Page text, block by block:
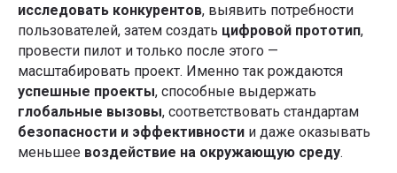
исследовать конкурентов, выявить потребности
пользователей, затем создать цифровой прототип,
провести пилот и только после этого —
масштабировать проект. Именно так рождаются
успешные проекты, способные выдержать
глобальные вызовы, соответствовать стандартам
безопасности и эффективности и даже оказывать
меньшее воздействие на окружающую среду.